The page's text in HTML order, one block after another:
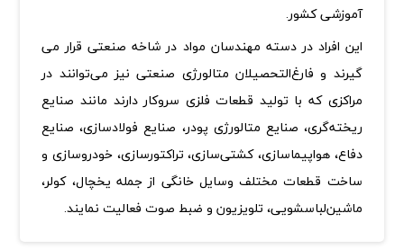
آموزشی کشور.
این افراد در دسته مهندسان مواد در شاخه صنعتی قرار می
گیرند و فارغ‌التحصیلان‌ متالورژی صنعتی‌ نیز می‌توانند در
مراکزی که با تولید قطعات فلزی سروکار دارند مانند صنایع
ریخته‌گری، صنایع متالورژی پودر، صنایع‌ فولادسازی‌، صنایع‌
دفاع‌، هواپیماسازی‌، کشتی‌سازی‌، تراکتورسازی‌، خودروسازی‌ و
ساخت‌ قطعات‌ مختلف‌ وسایل‌ خانگی‌ از جمله‌ یخچال‌، کولر،
ماشین‌لباسشویی‌، تلویزیون‌ و ضبط‌ صوت‌ فعالیت‌ نمایند.